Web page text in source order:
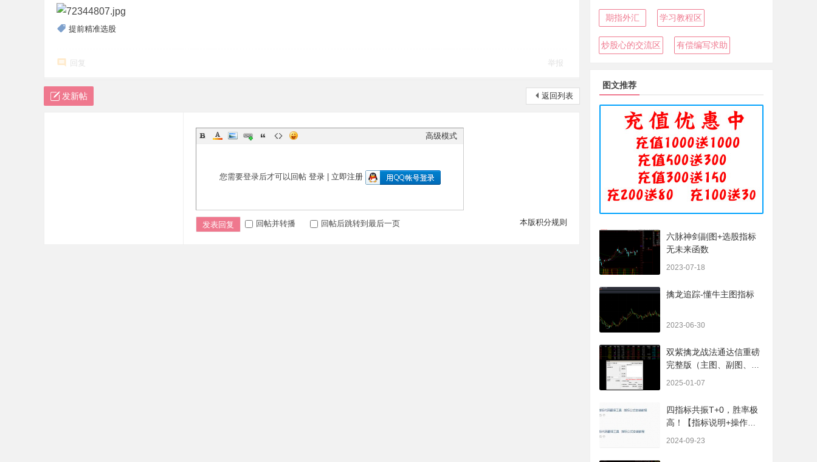
提前精准选股
回复 举报
返回列表
发新帖
高级模式
您需要登录后才可以回帖 登录| 立即注册
本版积分规则
发表回复 回帖并转播 回帖后跳转到最后一页
期指外汇 学习教程区
炒股心的交流区 有偿编写求助
图文推荐
六脉神剑副图+选股指标
无未来函数
2023-07-18
擒龙追踪-懂牛主图指标
2023-06-30
双紫擒龙战法通达信重磅
完整版（主图、副图、排
2025-01-07
四指标共振T+0，胜率极
高！【指标说明+操作方
2024-09-23